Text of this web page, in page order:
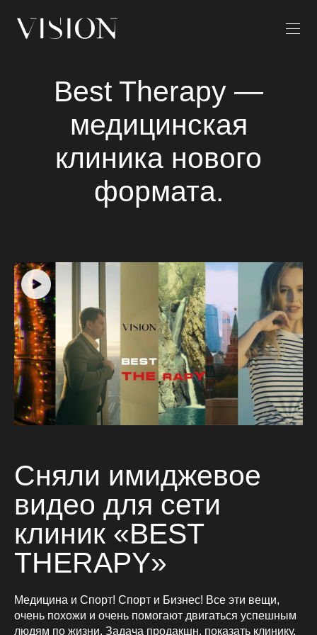
Best Therapy —
медицинская
клиника нового
формата.
Сняли имиджевое
видео для сети
клиник «BEST
THERAPY»
Медицина и Спорт! Спорт и Бизнес! Все эти вещи,
очень похожи и очень помогают двигаться успешным
людям по жизни. Задача продакшн, показать клинику,